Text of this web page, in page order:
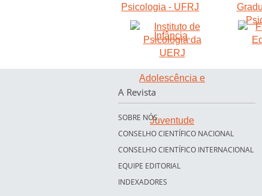
A Revista
SOBRE NÓS
CONSELHO CIENTÍFICO NACIONAL
CONSELHO CIENTÍFICO INTERNACIONAL
EQUIPE EDITORIAL
INDEXADORES